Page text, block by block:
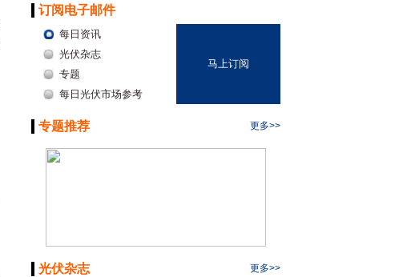
订阅电子邮件
每日资讯
光伏杂志
专题
每日光伏市场参考
马上订阅
专题推荐 更多>>
光伏杂志 更多>>